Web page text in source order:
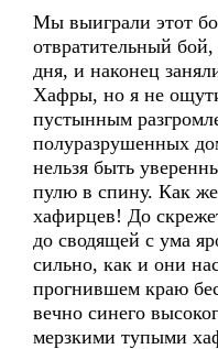
Мы выиграли этот
отвратительный
дня, и наконец
Хафры, но я не
пустынным
полуразрушенных
нельзя быть
пулю в спину. Как
хафирцев! До
до сводящей с ума
сильно, как и они
прогнившем краю
вечно синего
мерзкими тупыми